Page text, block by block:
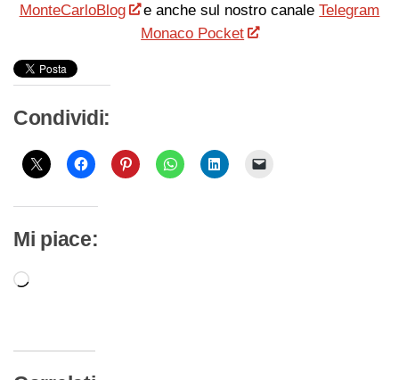
MonteCarloBlog
e anche sul nostro canaleTelegram
Monaco Pocket
Condividi:
Mi piace:
Caricamento